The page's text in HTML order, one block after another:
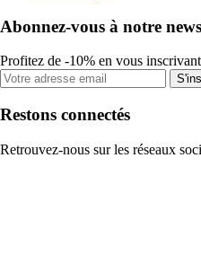
Abonnez-vous à notre
Profitez de -10% en vous
Restons connectés
Retrouvez-nous sur les réseaux